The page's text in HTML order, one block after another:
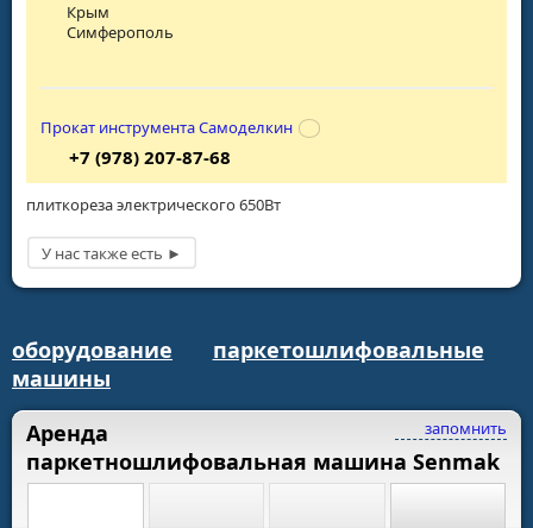
плиткореза электрического 650Вт
Крым
Симферополь
Прокат инструмента Самоделкин
+7 (978) 207-87-68
оборудование
паркетошлифовальные
машины
запомнить
Аренда
паркетношлифовальная машина Senmak